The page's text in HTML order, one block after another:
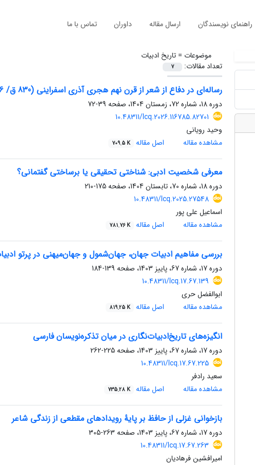
راهنمای نویسندگان ارسال مقاله داوران تماس با ما
موضوعات =تاریخ ادبیات
تعداد مقالات:
7
رساله‌ای در دفاع از شعر از قرن نهم هجری آذری اسفراینی (830 ق/ 1426 م)
دوره 18، شماره 72، زمستان 1404، صفحه
39-72
10.48311/lcq.2026.116785.82701
وحید رویانی
مشاهده مقاله
اصل مقاله 709.5 K
معرفی شخصیت ادبی: شناختی تحقیقی یا برساختی گفتمانی؟
دوره 18، شماره 70، تابستان 1404، صفحه
175-210
10.48311/lcq.2025.27548
اسماعیل علی پور
مشاهده مقاله
اصل مقاله 781.76 K
بررسی مفاهیم ادبیات جهان، جهان‌شمول و جهان‌میهنی در پرتو
دوره 17، شماره 67، پاییز 1403، صفحه
139-184
10.48311/lcq.17.67.139
ابوالفضل حری
مشاهده مقاله
اصل مقاله 819.25 K
انگیزه‌های تاریخ‌ادبیات‌نگاری در میان تذکره‌نویسان فارسی
دوره 17، شماره 67، پاییز 1403، صفحه
225-262
10.48311/lcq.17.67.225
سعید رادفر
مشاهده مقاله
اصل مقاله 735.28 K
بازخوانی غزلی از حافظ بر پایۀ رویدادهای مقطعی از زندگی شاعر
دوره 17، شماره 67، پاییز 1403، صفحه
263-305
10.48311/lcq.17.67.263
امیرافشین فرهادیان